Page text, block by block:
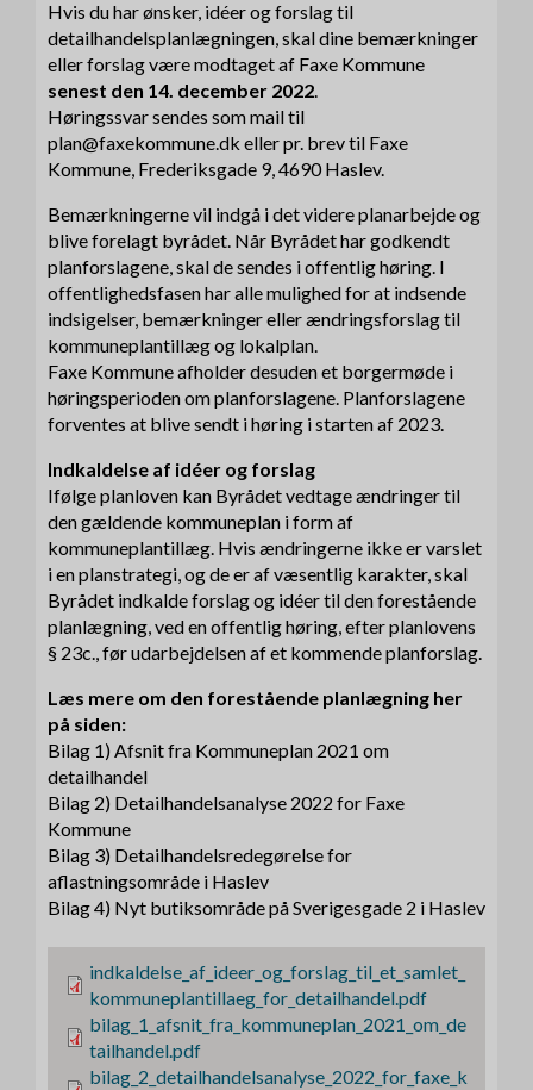
Hvis du har ønsker, idéer og forslag til
detailhandelsplanlægningen, skal dine bemærkninger
eller forslag være modtaget af Faxe Kommune
senest den 14. december 2022.
Høringssvar sendes som mail til
plan@faxekommune.dk eller pr. brev til Faxe
Kommune, Frederiksgade 9, 4690 Haslev.
Bemærkningerne vil indgå i det videre planarbejde og
blive forelagt byrådet. Når Byrådet har godkendt
planforslagene, skal de sendes i offentlig høring. I
offentlighedsfasen har alle mulighed for at indsende
indsigelser, bemærkninger eller ændringsforslag til
kommuneplantillæg og lokalplan.
Faxe Kommune afholder desuden et borgermøde i
høringsperioden om planforslagene. Planforslagene
forventes at blive sendt i høring i starten af 2023.
Indkaldelse af idéer og forslag
Ifølge planloven kan Byrådet vedtage ændringer til
den gældende kommuneplan i form af
kommuneplantillæg. Hvis ændringerne ikke er varslet
i en planstrategi, og de er af væsentlig karakter, skal
Byrådet indkalde forslag og idéer til den forestående
planlægning, ved en offentlig høring, efter planlovens
§ 23c., før udarbejdelsen af et kommende planforslag.
Læs mere om den forestående planlægning her
på siden:
Bilag 1) Afsnit fra Kommuneplan 2021 om
detailhandel
Bilag 2) Detailhandelsanalyse 2022 for Faxe
Kommune
Bilag 3) Detailhandelsredegørelse for
aflastningsområde i Haslev
Bilag 4) Nyt butiksområde på Sverigesgade 2 i Haslev
indkaldelse_af_ideer_og_forslag_til_et_samlet_
kommuneplantillaeg_for_detailhandel.pdf
bilag_1_afsnit_fra_kommuneplan_2021_om_de
tailhandel.pdf
bilag_2_detailhandelsanalyse_2022_for_faxe_k